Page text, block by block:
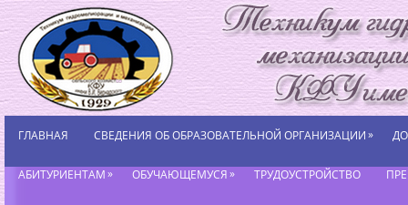
ГЛАВНАЯ СВЕДЕНИЯ ОБ ОБРАЗОВАТЕЛЬНОЙ ОРГАНИЗАЦИИ»
АБИТУРИЕНТАМ» ОБУЧАЮЩЕМУСЯ» ТРУДОУСТРОЙСТВО